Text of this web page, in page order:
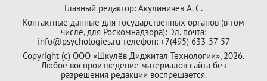
Главный редактор: Акулиничев А. С.
Контактные данные для государственных органов (в том
числе, для Роскомнадзора): Эл. почта:
info@psychologies.ru телефон: +7(495) 633-57-57
Copyright (с) ООО «Шкулёв Диджитал Технологии», 2026.
Любое воспроизведение материалов сайта без
разрешения редакции воспрещается.